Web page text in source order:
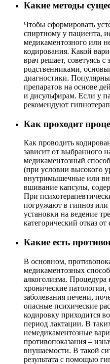
Какие методы
Чтобы сформировать
спиртному у пациента,
медикаментозного или
кодирования. Какой
врач решает, советуясь
родственниками,
диагностики.
препаратов на основе
и дисульфирам. Если у
рекомендуют
Как проходит
Как проводить
зависит от выбранного
медикаментозный
(при условии высокого
внутримышечные или
вшивание капсулы,
При
погружают в гипноз или
установки на ведение
категорический отказ от
Какие есть
В основном,
медикаментозных
алкоголизма. Процедура
хронические патологии,
заболевания печени,
опасные психические
кодировку приходится
период лактации. В
немедикаментозные
противопоказания –
внушаемости. В такой
результата с помощью